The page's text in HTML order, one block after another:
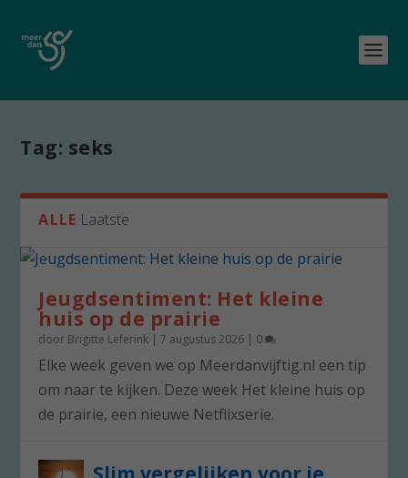
Tag: seks
ALLE Laatste
Jeugdsentiment: Het kleine
huis op de prairie
door Brigitte Leferink |7 augustus 2026 | 0
Elke week geven we op Meerdanvijftig.nl een tip
om naar te kijken. Deze week Het kleine huis op
de prairie, een nieuwe Netflixserie.